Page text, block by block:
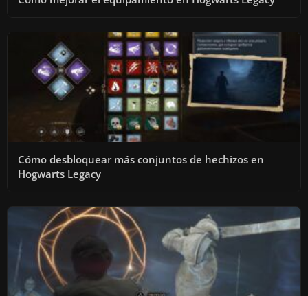
Cómo desbloquear más conjuntos de hechizos en
Hogwarts Legacy